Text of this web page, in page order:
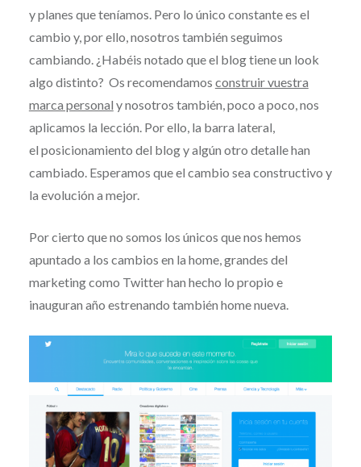
y planes que teníamos. Pero lo único constante es el
cambio y, por ello, nosotros también seguimos
cambiando. ¿Habéis notado que el blog tiene un look
algo distinto? Os recomendamos construir vuestra
marca personal y nosotros también, poco a poco, nos
aplicamos la lección. Por ello, la barra lateral,
el posicionamiento del blog y algún otro detalle han
cambiado. Esperamos que el cambio sea constructivo y
la evolución a mejor.
Por cierto que no somos los únicos que nos hemos
apuntado a los cambios en la home, grandes del
marketing como Twitter han hecho lo propio e
inauguran año estrenando también home nueva.